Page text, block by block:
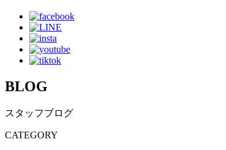
BLOG
スタッフブログ
CATEGORY